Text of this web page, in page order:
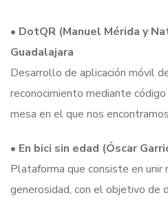
• DotQR (Manuel Mérida y
Guadalajara
Desarrollo de aplicación móvil
reconocimiento mediante
mesa en el que nos
• En bici sin edad (Óscar
Plataforma que consiste en
generosidad, con el objetivo de